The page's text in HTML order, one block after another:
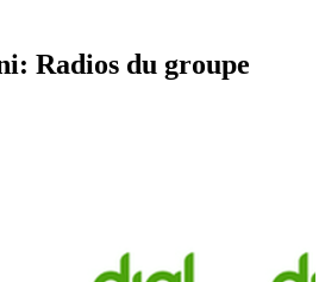
Radios du groupe